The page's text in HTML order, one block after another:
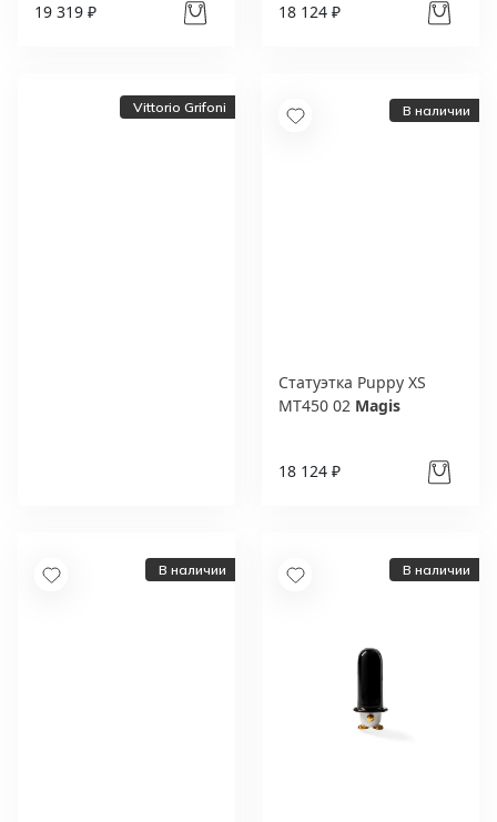
19 319 ₽ 18 124 ₽
Vittorio Grifoni В наличии
Статуэтка Puppy XS
MT450 02 Magis
18 124 ₽
В наличии В наличии